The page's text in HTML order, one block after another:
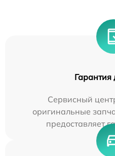
Гарантия
Сервисный
оригинальные
предоставляет